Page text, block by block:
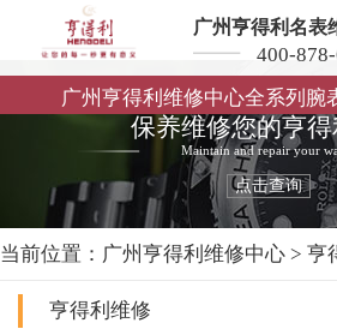
广州亨得利名表
400-
广州亨得利维修中心全系列腕
保养维修您的亨
Maintain and repair your
点击查询
当前位置： 广州亨得利维修中心 > 亨
亨得利维修